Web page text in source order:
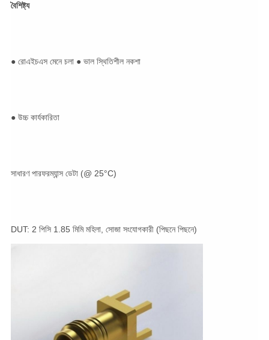
বৈশিষ্ট্য
● রোএইচএস মেনে চলা ● ভাল স্থিতিশীল নকশা
● উচ্চ কার্যকারিতা
সাধারণ পারফরম্যান্স ডেটা (@ 25°C)
DUT: 2 পিসি 1.85 মিমি মহিলা, সোজা সংযোগকারী (পিছনে পিছনে)